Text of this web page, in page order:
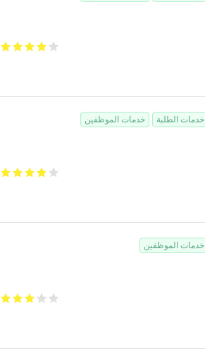
خدمات الطلبة خدمات الموظفين
خدمات الموظفين